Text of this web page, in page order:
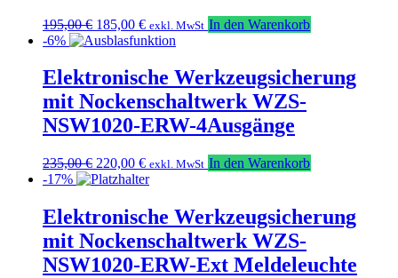
195,00€ Ursprünglicher
Preis
195,00 €
185,00 €Aktueller
Preis
185,00 €.
exkl. MwSt In den Warenkorb
-6%
Elektronische Werkzeugsicherung
mit Nockenschaltwerk WZS-
NSW1020-ERW-4Ausgänge
235,00€ Ursprünglicher
Preis
235,00 €
220,00 €Aktueller
Preis
220,00 €.
exkl. MwSt In den Warenkorb
-17%
Elektronische Werkzeugsicherung
mit Nockenschaltwerk WZS-
NSW1020-ERW-Ext Meldeleuchte